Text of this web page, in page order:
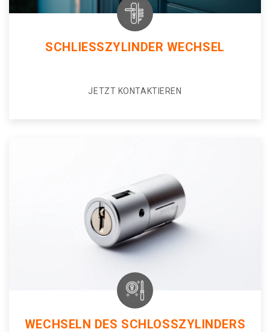
SCHLIESSZYLINDER WECHSEL
JETZT KONTAKTIEREN
WECHSELN DES SCHLOSSZYLINDERS